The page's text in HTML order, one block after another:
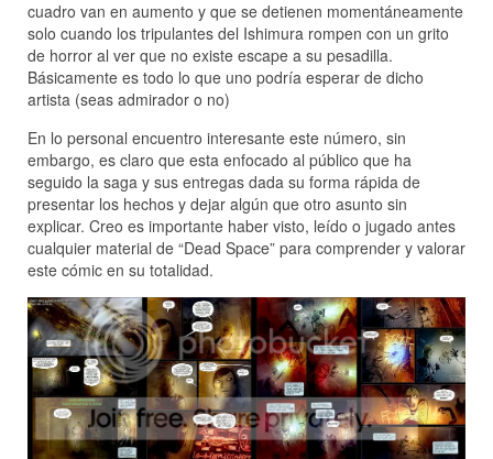
cuadro van en aumento y que se detienen momentáneamente
solo cuando los tripulantes del Ishimura rompen con un grito
de horror al ver que no existe escape a su pesadilla.
Básicamente es todo lo que uno podría esperar de dicho
artista (seas admirador o no)
En lo personal encuentro interesante este número, sin
embargo, es claro que esta enfocado al público que ha
seguido la saga y sus entregas dada su forma rápida de
presentar los hechos y dejar algún que otro asunto sin
explicar. Creo es importante haber visto, leído o jugado antes
cualquier material de “Dead Space” para comprender y valorar
este cómic en su totalidad.